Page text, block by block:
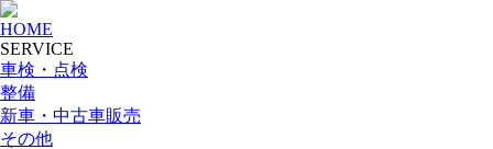
HOME
SERVICE
車検・点検
整備
新車・中古車販売
その他